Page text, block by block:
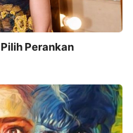
Perankan